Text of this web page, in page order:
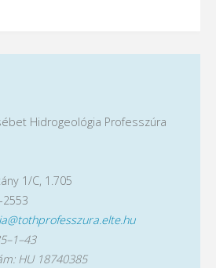
Hidrogeológia Professzúra
1/C, 1.705
HU 18740385